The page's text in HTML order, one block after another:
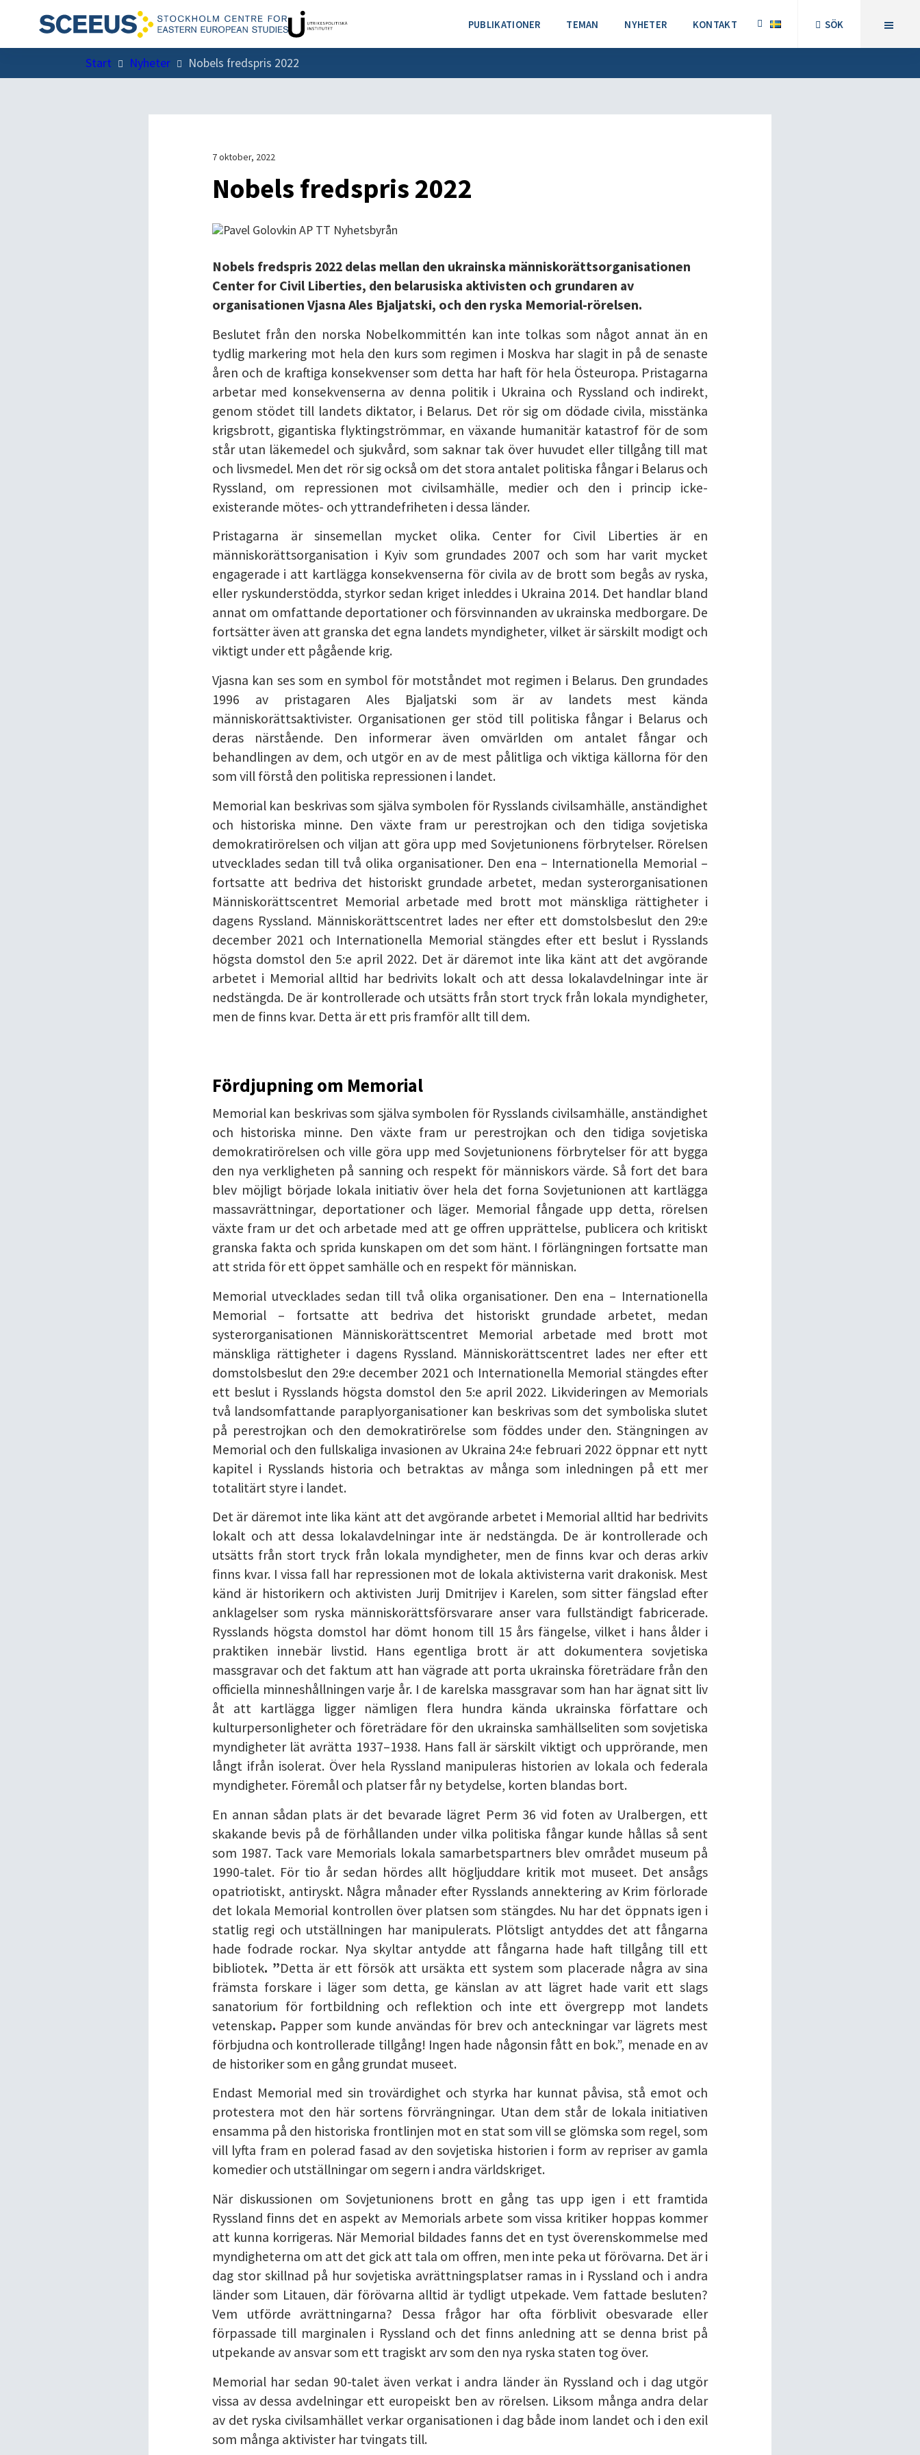
PUBLIKATIONER TEMAN NYHETER KONTAKT SÖK
Start Nyheter Nobels fredspris 2022
7 oktober, 2022
Nobels fredspris 2022
Nobels fredspris 2022 delas mellan den ukrainska människorättsorganisationen
Center for Civil Liberties, den belarusiska aktivisten och grundaren av
organisationen Vjasna Ales Bjaljatski, och den ryska Memorial-rörelsen.
Beslutet från den norska Nobelkommittén kan inte tolkas som något annat än en
tydlig markering mot hela den kurs som regimen i Moskva har slagit in på de senaste
åren och de kraftiga konsekvenser som detta har haft för hela Östeuropa. Pristagarna
arbetar med konsekvenserna av denna politik i Ukraina och Ryssland och indirekt,
genom stödet till landets diktator, i Belarus. Det rör sig om dödade civila, misstänka
krigsbrott, gigantiska flyktingströmmar, en växande humanitär katastrof för de som
står utan läkemedel och sjukvård, som saknar tak över huvudet eller tillgång till mat
och livsmedel. Men det rör sig också om det stora antalet politiska fångar i Belarus och
Ryssland, om repressionen mot civilsamhälle, medier och den i princip icke-
existerande mötes- och yttrandefriheten i dessa länder.
Pristagarna är sinsemellan mycket olika. Center for Civil Liberties är en
människorättsorganisation i Kyiv som grundades 2007 och som har varit mycket
engagerade i att kartlägga konsekvenserna för civila av de brott som begås av ryska,
eller ryskunderstödda, styrkor sedan kriget inleddes i Ukraina 2014. Det handlar bland
annat om omfattande deportationer och försvinnanden av ukrainska medborgare. De
fortsätter även att granska det egna landets myndigheter, vilket är särskilt modigt och
viktigt under ett pågående krig.
Vjasna kan ses som en symbol för motståndet mot regimen i Belarus. Den grundades
1996 av pristagaren Ales Bjaljatski som är av landets mest kända
människorättsaktivister. Organisationen ger stöd till politiska fångar i Belarus och
deras närstående. Den informerar även omvärlden om antalet fångar och
behandlingen av dem, och utgör en av de mest pålitliga och viktiga källorna för den
som vill förstå den politiska repressionen i landet.
Memorial kan beskrivas som själva symbolen för Rysslands civilsamhälle, anständighet
och historiska minne. Den växte fram ur perestrojkan och den tidiga sovjetiska
demokratirörelsen och viljan att göra upp med Sovjetunionens förbrytelser. Rörelsen
utvecklades sedan till två olika organisationer. Den ena – Internationella Memorial –
fortsatte att bedriva det historiskt grundade arbetet, medan systerorganisationen
Människorättscentret Memorial arbetade med brott mot mänskliga rättigheter i
dagens Ryssland. Människorättscentret lades ner efter ett domstolsbeslut den 29:e
december 2021 och Internationella Memorial stängdes efter ett beslut i Rysslands
högsta domstol den 5:e april 2022. Det är däremot inte lika känt att det avgörande
arbetet i Memorial alltid har bedrivits lokalt och att dessa lokalavdelningar inte är
nedstängda. De är kontrollerade och utsätts från stort tryck från lokala myndigheter,
men de finns kvar. Detta är ett pris framför allt till dem.
Fördjupning om Memorial
Memorial kan beskrivas som själva symbolen för Rysslands civilsamhälle, anständighet
och historiska minne. Den växte fram ur perestrojkan och den tidiga sovjetiska
demokratirörelsen och ville göra upp med Sovjetunionens förbrytelser för att bygga
den nya verkligheten på sanning och respekt för människors värde. Så fort det bara
blev möjligt började lokala initiativ över hela det forna Sovjetunionen att kartlägga
massavrättningar, deportationer och läger. Memorial fångade upp detta, rörelsen
växte fram ur det och arbetade med att ge offren upprättelse, publicera och kritiskt
granska fakta och sprida kunskapen om det som hänt. I förlängningen fortsatte man
att strida för ett öppet samhälle och en respekt för människan.
Memorial utvecklades sedan till två olika organisationer. Den ena – Internationella
Memorial – fortsatte att bedriva det historiskt grundade arbetet, medan
systerorganisationen Människorättscentret Memorial arbetade med brott mot
mänskliga rättigheter i dagens Ryssland. Människorättscentret lades ner efter ett
domstolsbeslut den 29:e december 2021 och Internationella Memorial stängdes efter
ett beslut i Rysslands högsta domstol den 5:e april 2022. Likvideringen av Memorials
två landsomfattande paraplyorganisationer kan beskrivas som det symboliska slutet
på perestrojkan och den demokratirörelse som föddes under den. Stängningen av
Memorial och den fullskaliga invasionen av Ukraina 24:e februari 2022 öppnar ett nytt
kapitel i Rysslands historia och betraktas av många som inledningen på ett mer
totalitärt styre i landet.
Det är däremot inte lika känt att det avgörande arbetet i Memorial alltid har bedrivits
lokalt och att dessa lokalavdelningar inte är nedstängda. De är kontrollerade och
utsätts från stort tryck från lokala myndigheter, men de finns kvar och deras arkiv
finns kvar. I vissa fall har repressionen mot de lokala aktivisterna varit drakonisk. Mest
känd är historikern och aktivisten Jurij Dmitrijev i Karelen, som sitter fängslad efter
anklagelser som ryska människorättsförsvarare anser vara fullständigt fabricerade.
Rysslands högsta domstol har dömt honom till 15 års fängelse, vilket i hans ålder i
praktiken innebär livstid. Hans egentliga brott är att dokumentera sovjetiska
massgravar och det faktum att han vägrade att porta ukrainska företrädare från den
officiella minneshållningen varje år. I de karelska massgravar som han har ägnat sitt liv
åt att kartlägga ligger nämligen flera hundra kända ukrainska författare och
kulturpersonligheter och företrädare för den ukrainska samhällseliten som sovjetiska
myndigheter lät avrätta 1937–1938. Hans fall är särskilt viktigt och upprörande, men
långt ifrån isolerat. Över hela Ryssland manipuleras historien av lokala och federala
myndigheter. Föremål och platser får ny betydelse, korten blandas bort.
En annan sådan plats är det bevarade lägret Perm 36 vid foten av Uralbergen, ett
skakande bevis på de förhållanden under vilka politiska fångar kunde hållas så sent
som 1987. Tack vare Memorials lokala samarbetspartners blev området museum på
1990-talet. För tio år sedan hördes allt högljuddare kritik mot museet. Det ansågs
opatriotiskt, antiryskt. Några månader efter Rysslands annektering av Krim förlorade
det lokala Memorial kontrollen över platsen som stängdes. Nu har det öppnats igen i
statlig regi och utställningen har manipulerats. Plötsligt antyddes det att fångarna
hade fodrade rockar. Nya skyltar antydde att fångarna hade haft tillgång till ett
bibliotek. ”Detta är ett försök att ursäkta ett system som placerade några av sina
främsta forskare i läger som detta, ge känslan av att lägret hade varit ett slags
sanatorium för fortbildning och reflektion och inte ett övergrepp mot landets
vetenskap. Papper som kunde användas för brev och anteckningar var lägrets mest
förbjudna och kontrollerade tillgång! Ingen hade någonsin fått en bok.”, menade en av
de historiker som en gång grundat museet.
Endast Memorial med sin trovärdighet och styrka har kunnat påvisa, stå emot och
protestera mot den här sortens förvrängningar. Utan dem står de lokala initiativen
ensamma på den historiska frontlinjen mot en stat som vill se glömska som regel, som
vill lyfta fram en polerad fasad av den sovjetiska historien i form av repriser av gamla
komedier och utställningar om segern i andra världskriget.
När diskussionen om Sovjetunionens brott en gång tas upp igen i ett framtida
Ryssland finns det en aspekt av Memorials arbete som vissa kritiker hoppas kommer
att kunna korrigeras. När Memorial bildades fanns det en tyst överenskommelse med
myndigheterna om att det gick att tala om offren, men inte peka ut förövarna. Det är i
dag stor skillnad på hur sovjetiska avrättningsplatser ramas in i Ryssland och i andra
länder som Litauen, där förövarna alltid är tydligt utpekade. Vem fattade besluten?
Vem utförde avrättningarna? Dessa frågor har ofta förblivit obesvarade eller
förpassade till marginalen i Ryssland och det finns anledning att se denna brist på
utpekande av ansvar som ett tragiskt arv som den nya ryska staten tog över.
Memorial har sedan 90-talet även verkat i andra länder än Ryssland och i dag utgör
vissa av dessa avdelningar ett europeiskt ben av rörelsen. Liksom många andra delar
av det ryska civilsamhället verkar organisationen i dag både inom landet och i den exil
som många aktivister har tvingats till.